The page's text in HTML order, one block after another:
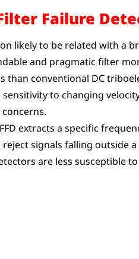
Failure
likely to be related with a
and pragmatic filter
conventional DC
to changing
extracts a specific
signals falling outside
are less susceptible